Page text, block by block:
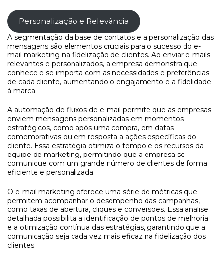
Personalização e Relevância
A segmentação da base de contatos e a personalização das
mensagens são elementos cruciais para o sucesso do e-
mail marketing na fidelização de clientes. Ao enviar e-mails
relevantes e personalizados, a empresa demonstra que
conhece e se importa com as necessidades e preferências
de cada cliente, aumentando o engajamento e a fidelidade
à marca.
A automação de fluxos de e-mail permite que as empresas
enviem mensagens personalizadas em momentos
estratégicos, como após uma compra, em datas
comemorativas ou em resposta a ações específicas do
cliente. Essa estratégia otimiza o tempo e os recursos da
equipe de marketing, permitindo que a empresa se
comunique com um grande número de clientes de forma
eficiente e personalizada.
O e-mail marketing oferece uma série de métricas que
permitem acompanhar o desempenho das campanhas,
como taxas de abertura, cliques e conversões. Essa análise
detalhada possibilita a identificação de pontos de melhoria
e a otimização contínua das estratégias, garantindo que a
comunicação seja cada vez mais eficaz na fidelização dos
clientes.